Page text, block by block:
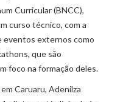
Curricular (BNCC),
curso técnico, com a
eventos externos como
que são
foco na formação deles.
Caruaru, Adenilza